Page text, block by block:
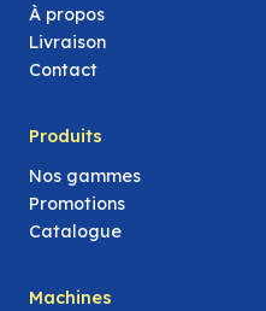
À propos
Livraison
Contact
Produits
Nos gammes
Promotions
Catalogue
Machines